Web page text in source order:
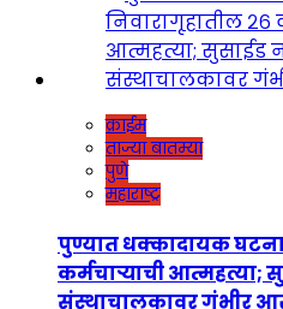
क्राईम
ताज्या बातम्या
पुणे
महाराष्ट्र
पुण्यात धक्कादायक
कर्मचाऱ्याची आत्महत्या;
संस्थाचालकावर गंभीर